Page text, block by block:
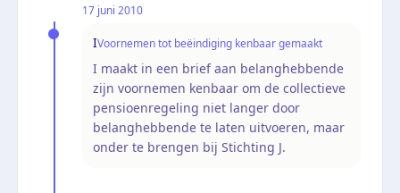
17 juni 2010
IVoornemen tot beëindiging kenbaar gemaakt
I maakt in een brief aan belanghebbende
zijn voornemen kenbaar om de collectieve
pensioenregeling niet langer door
belanghebbende te laten uitvoeren, maar
onder te brengen bij Stichting J.